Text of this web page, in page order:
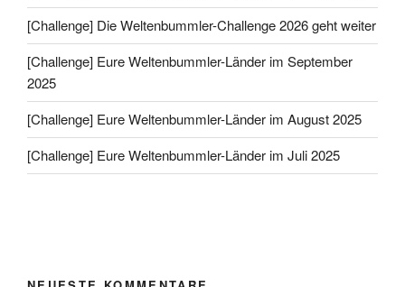
[Challenge] Die Weltenbummler-Challenge 2026 geht weiter
[Challenge] Eure Weltenbummler-Länder im September
2025
[Challenge] Eure Weltenbummler-Länder im August 2025
[Challenge] Eure Weltenbummler-Länder im Juli 2025